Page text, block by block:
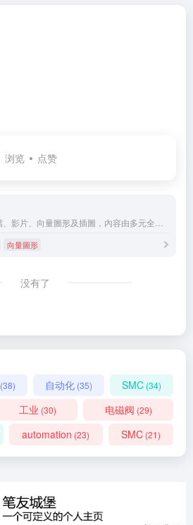
浏览 点赞
向量圖形
没有了
(38) 自动化 (35) SMC (34)
工业 (30) 电磁阀 (29)
automation (23) SMC(21)